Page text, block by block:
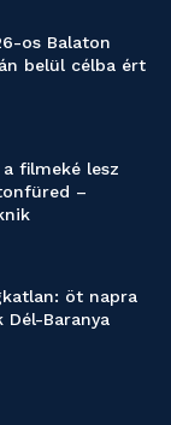
os Balaton
belül célba ért
filmeké lesz
–
öt napra
Baranya